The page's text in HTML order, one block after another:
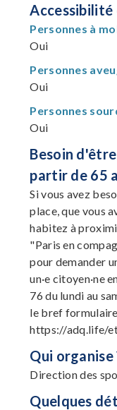
Accessibilité
Personnes à
Oui
Personnes
Oui
Personnes
Oui
Besoin d'être
partir de 65
Si vous avez
place, que vous
habitez à
"Paris en
pour demander
un·e citoyen·ne
76 du lundi au
le bref
https://adq.life/
Qui organise
Direction des
Quelques